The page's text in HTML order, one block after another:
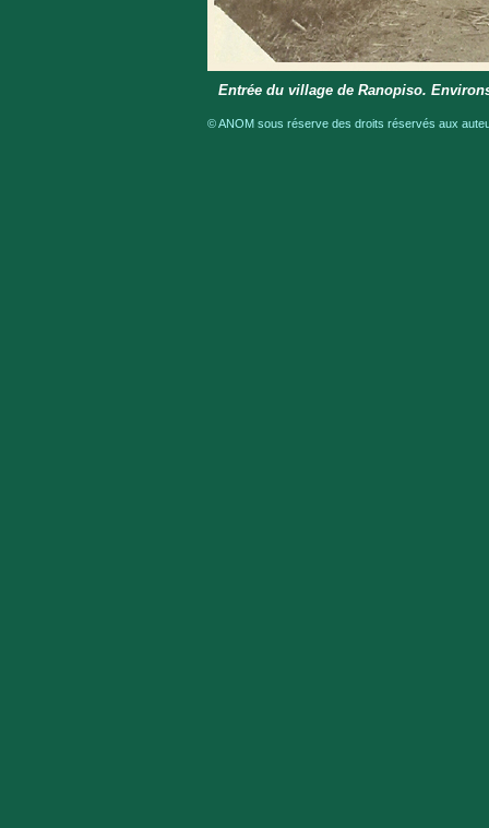
Entrée du village de Ranopiso.
© ANOM sous réserve des droits réservés aux